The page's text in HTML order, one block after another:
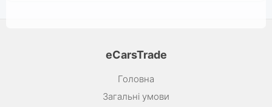
eCarsTrade
Головна
Загальні умови